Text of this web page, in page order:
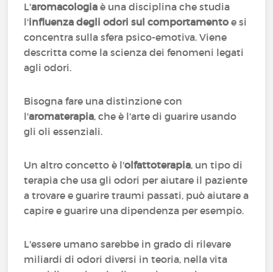
L'aromacologia è una disciplina che studia
l'influenza degli odori sul comportamento e si
concentra sulla sfera psico-emotiva. Viene
descritta come la scienza dei fenomeni legati
agli odori.
Bisogna fare una distinzione con
l'aromaterapia, che è l'arte di guarire usando
gli oli essenziali.
Un altro concetto è l'olfattoterapia, un tipo di
terapia che usa gli odori per aiutare il paziente
a trovare e guarire traumi passati, può aiutare a
capire e guarire una dipendenza per esempio.
L'essere umano sarebbe in grado di rilevare
miliardi di odori diversi in teoria, nella vita